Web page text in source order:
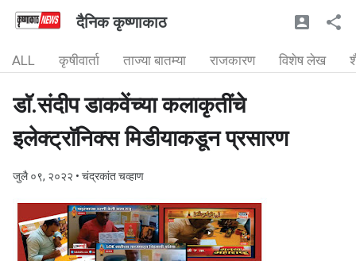
दैनिक कृष्णाकाठ
ALL कृषीवार्ता ताज्या बातम्या राजकारण विशेष लेख
डाॅ.संदीप डाकवेंच्या कलाकृतींचे
इलेक्ट्राॅनिक्स मिडीयाकडून प्रसारण
जुलै ०९, २०२२ • चंद्रकांत चव्हाण